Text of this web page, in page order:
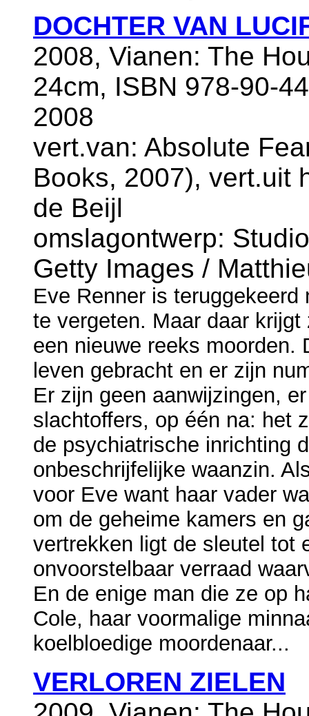
DOCHTER VAN
2008, Vianen: The
24cm, ISBN 978-90-
2008
vert.van: Absolute
Books, 2007), vert.uit
de Beijl
omslagontwerp:
Getty Images /
Eve Renner is
te vergeten. Maar daar
een nieuwe reeks moorden.
leven gebracht en er zijn
Er zijn geen aanwijzingen,
slachtoffers, op één na: het
de psychiatrische inrichting
onbeschrijfelijke waanzin.
voor Eve want haar vader
om de geheime kamers en
vertrekken ligt de sleutel tot
onvoorstelbaar verraad
En de enige man die ze op
Cole, haar voormalige
koelbloedige moordenaar...
VERLOREN ZIELEN